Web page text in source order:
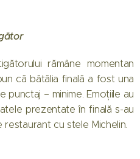
rămâne momentan
că bătălia finală a fost una
punctaj – minime. Emoțiile au
prezentate în finală s-au
restaurant cu stele Michelin.